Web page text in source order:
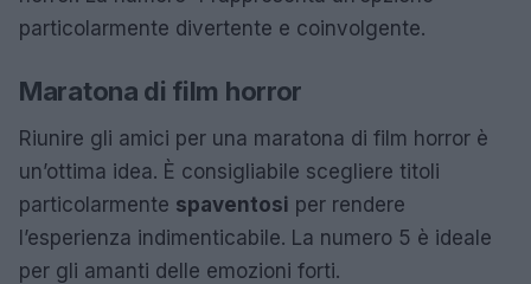
particolarmente divertente e coinvolgente.
Maratona di film horror
Riunire gli amici per una maratona di film horror è
un’ottima idea. È consigliabile scegliere titoli
particolarmente spaventosi per rendere
l’esperienza indimenticabile. La numero 5 è ideale
per gli amanti delle emozioni forti.